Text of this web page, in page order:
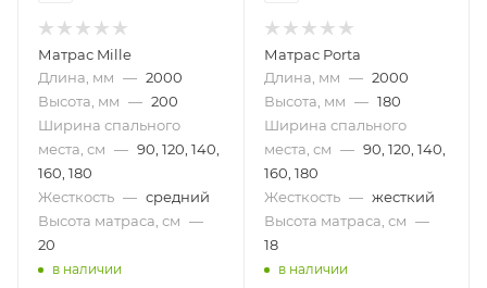
Матрас Mille
Длина, мм — 2000
Высота, мм — 200
Ширина спального
места, см — 90, 120, 140,
160, 180
Жесткость — средний
Высота матраса, см —
20
в наличии
Матрас Porta
Длина, мм — 2000
Высота, мм — 180
Ширина спального
места, см — 90, 120, 140,
160, 180
Жесткость — жесткий
Высота матраса, см —
18
в наличии